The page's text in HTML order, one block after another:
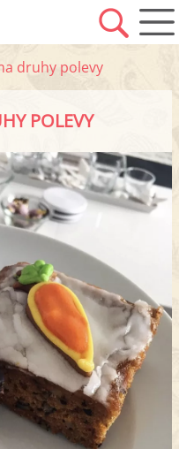
druhy polevy
POLEVY